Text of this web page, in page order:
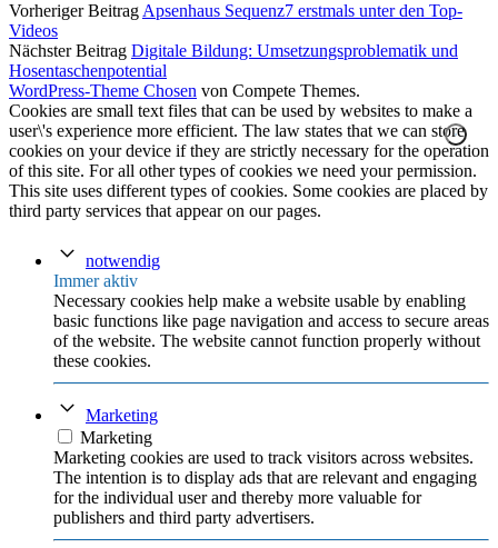
Vorheriger BeitragApsenhaus Sequenz7 erstmals unter den Top-
Videos
Nächster Beitrag Digitale Bildung: Umsetzungsproblematik und
Hosentaschenpotential
WordPress-Theme Chosen von Compete Themes.
Cookies are small text files that can be used by websites to make a
user\'s experience more efficient. The law states that we can store
cookies on your device if they are strictly necessary for the operation
of this site. For all other types of cookies we need your permission.
This site uses different types of cookies. Some cookies are placed by
third party services that appear on our pages.
notwendig
Immer aktiv
Necessary cookies help make a website usable by enabling
basic functions like page navigation and access to secure areas
of the website. The website cannot function properly without
these cookies.
Marketing
Marketing
Marketing cookies are used to track visitors across websites.
The intention is to display ads that are relevant and engaging
for the individual user and thereby more valuable for
publishers and third party advertisers.